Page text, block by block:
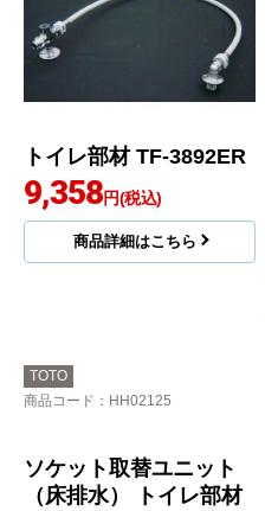
トイレ部材 TF-3892ER
9,358円(税込)
商品詳細はこちら
TOTO
商品コード ：HH02125